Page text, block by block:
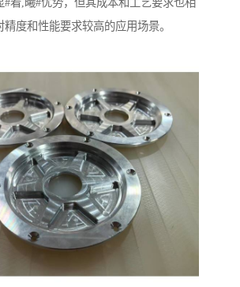
#着,曦#优势，但其成本和工艺要求也相
度和性能要求较高的应用场景。